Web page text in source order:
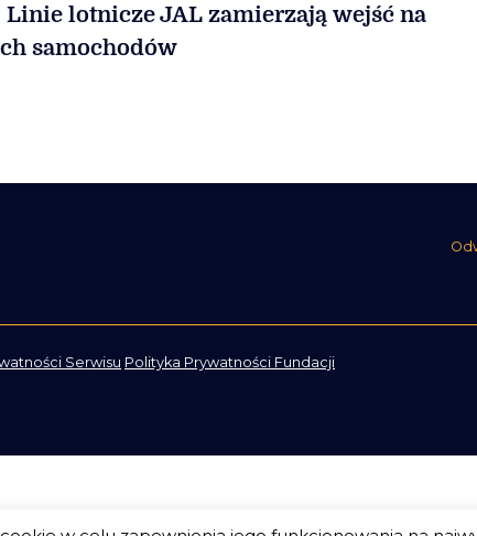
Linie lotnicze JAL zamierzają wejść na
samochodów
Serwisu Polityka Prywatności Fundacji